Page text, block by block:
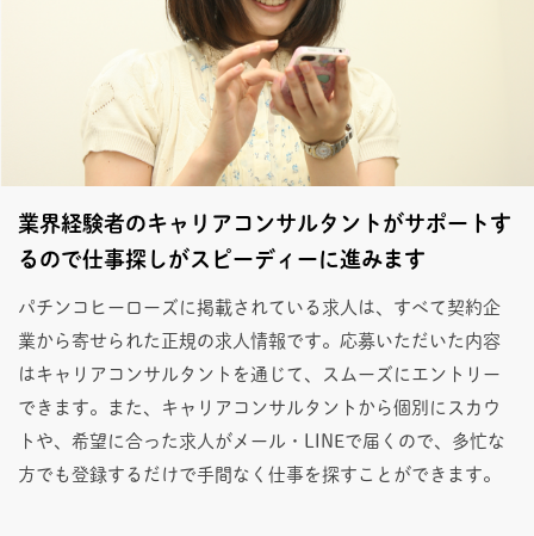
業界経験者のキャリアコンサルタントがサポートす
るので仕事探しがスピーディーに進みます
パチンコヒーローズに掲載されている求人は、すべて契約企
業から寄せられた正規の求人情報です。応募いただいた内容
はキャリアコンサルタントを通じて、スムーズにエントリー
できます。また、キャリアコンサルタントから個別にスカウ
トや、希望に合った求人がメール・LINEで届くので、多忙な
方でも登録するだけで手間なく仕事を探すことができます。